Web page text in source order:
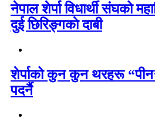
नेपाल शेर्पा विधार्थी संघको
दुई छिरिङ्गकाे दाबी
शेर्पाको कुन कुन थरहरू
पदर्नै